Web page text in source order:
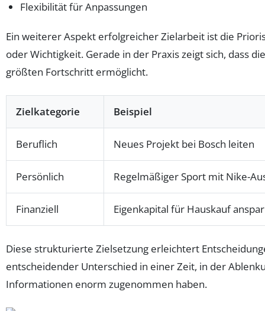
Flexibilität für Anpassungen
Ein weiterer Aspekt erfolgreicher Zielarbeit ist die
oder Wichtigkeit. Gerade in der Praxis zeigt sich, dass
größten Fortschritt ermöglicht.
Zielkategorie Beispiel
Beruflich Neues Projekt bei Bosch leiten
Persönlich Regelmäßiger Sport mit Nike-
Finanziell Eigenkapital für Hauskauf
Diese strukturierte Zielsetzung erleichtert
entscheidender Unterschied in einer Zeit, in der
Informationen enorm zugenommen haben.